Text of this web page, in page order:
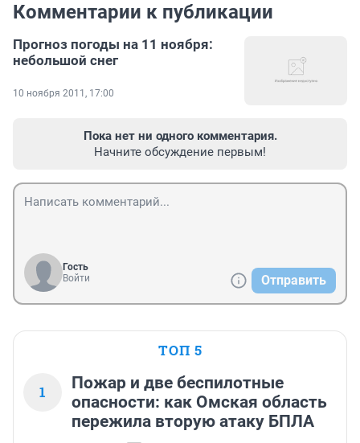
Комментарии к публикации
Прогноз погоды на 11 ноября:
небольшой снег
10 ноября 2011, 17:00
Пока нет ни одного комментария.
Начните обсуждение первым!
Гость
Войти
Отправить
ТОП 5
1
Пожар и две беспилотные
опасности: как Омская область
пережила вторую атаку БПЛА